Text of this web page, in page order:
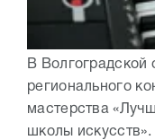
В Волгоградской
регионального
мастерства
школы